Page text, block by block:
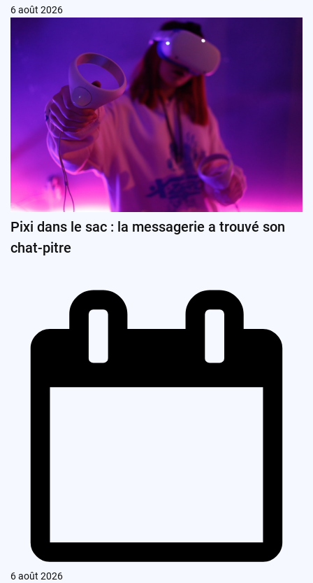
6 août 2026
Pixi dans le sac : la messagerie a trouvé son
chat-pitre
6 août 2026